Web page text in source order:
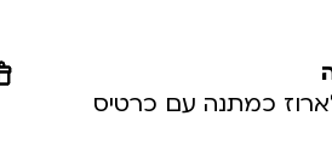
כמתנה עם כרטיס